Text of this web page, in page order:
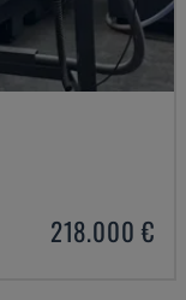
218.000 €